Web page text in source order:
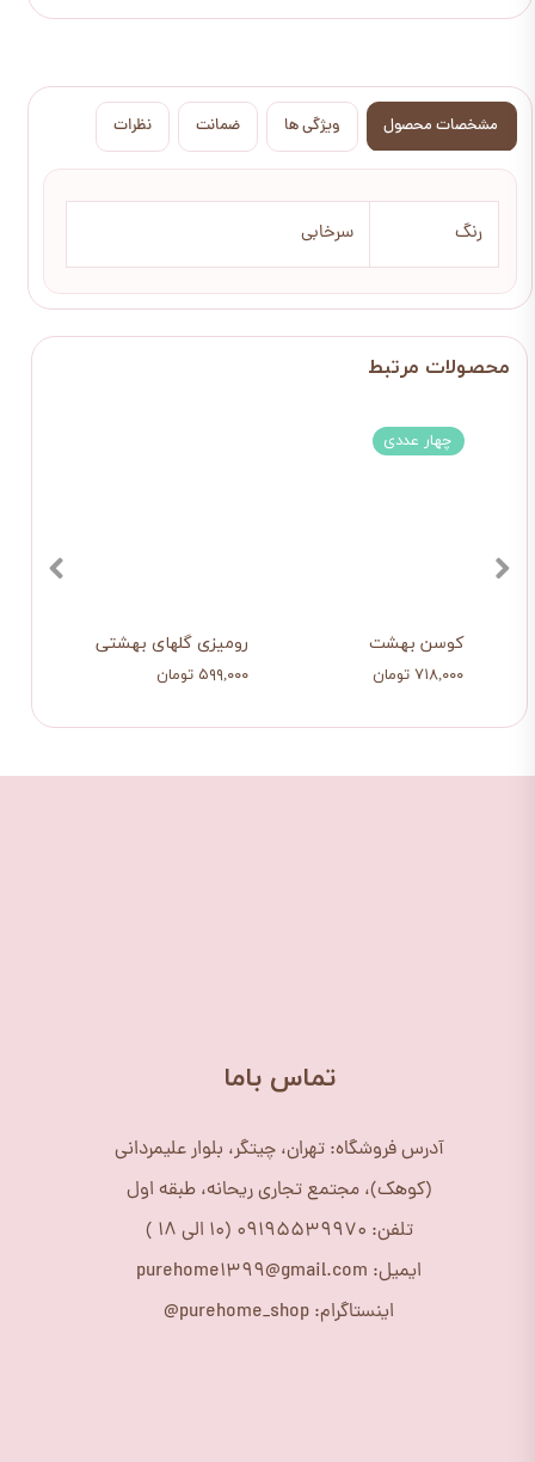
مشخصات محصول ویژگی ها ضمانت نظرات
رنگ سرخابی
رومیزی گلهای بهشتی
۵۹۹,۰۰۰ تومان
کوسن بهشت
۷۱۸,۰۰۰ تومان
چهار عددی
​تماس باما
آدرس فروشگاه: تهران، چیتگر، بلوار علیمردانی
(کوهک)، مجتمع تجاری ریحانه، طبقه اول
تلفن: 09195539970 (10 الی 18 )
ایمیل: purehome1399@gmail.com
اینستاگرام: purehome_shop@